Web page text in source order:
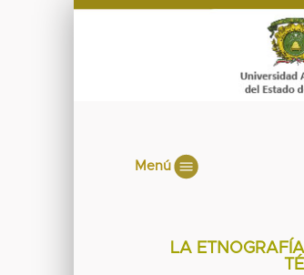
Menú
LA